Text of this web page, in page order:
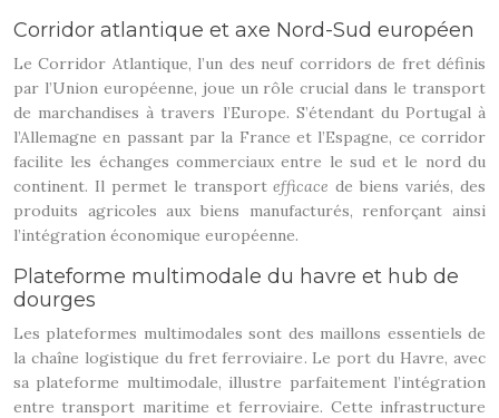
Corridor atlantique et axe Nord-Sud européen
Le Corridor Atlantique, l’un des neuf corridors de fret définis
par l’Union européenne, joue un rôle crucial dans le transport
de marchandises à travers l’Europe. S’étendant du Portugal à
l’Allemagne en passant par la France et l’Espagne, ce corridor
facilite les échanges commerciaux entre le sud et le nord du
continent. Il permet le transportefficacede biens variés, des
produits agricoles aux biens manufacturés, renforçant ainsi
l’intégration économique européenne.
Plateforme multimodale du havre et hub de
dourges
Les plateformes multimodales sont des maillons essentiels de
la chaîne logistique du fret ferroviaire. Le port du Havre, avec
sa plateforme multimodale, illustre parfaitement l’intégration
entre transport maritime et ferroviaire. Cette infrastructure